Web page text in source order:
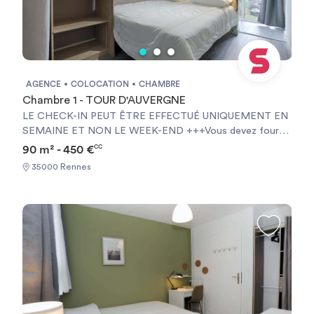
AGENCE COLOCATION CHAMBRE
Chambre 1 - TOUR D'AUVERGNE
LE CHECK-IN PEUT ÊTRE EFFECTUÉ UNIQUEMENT EN
SEMAINE ET NON LE WEEK-END +++Vous devez fournir
une Garantie Visale obligatoirement et une assurance
habitation+++ [ENG] CHECK-IN CAN ONLY BE DONE
ON WEEKDAYS AND NOT AT WEEKENDS +++You must
90 m² - 450 €CC
35000 Rennes